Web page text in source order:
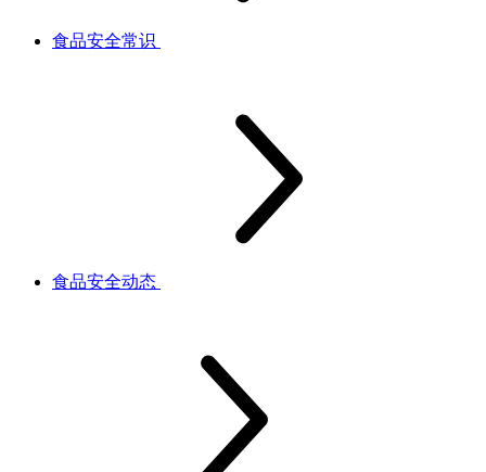
食品安全常识
食品安全动态